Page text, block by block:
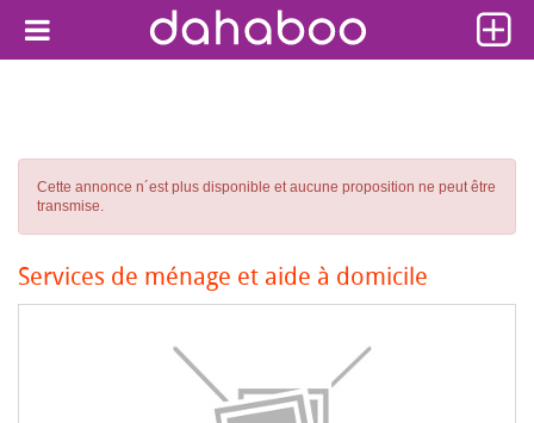
Cette annonce n´est plus disponible et aucune proposition ne peut être
transmise.
Services de ménage et aide à domicile